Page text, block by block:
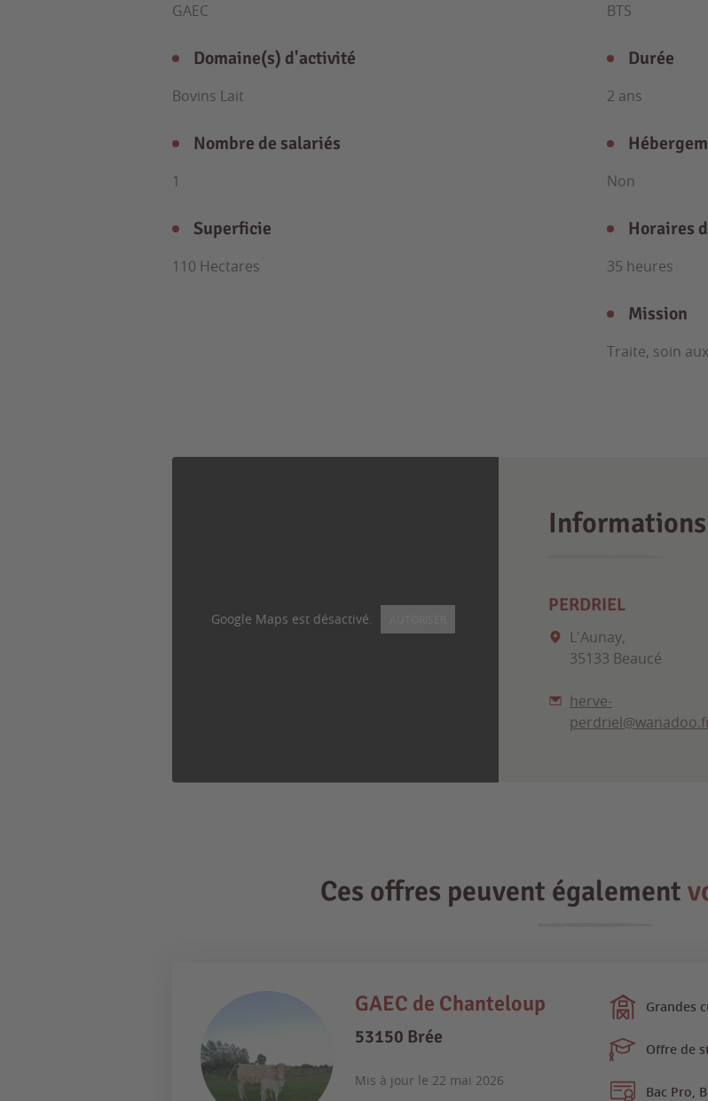
GAEC
Domaine(s) d'activité
Bovins Lait
Nombre de salariés
1
Superficie
110 Hectares
BTS
Durée
2 ans
Non
Horaires
35 heures
Mission
Traite, soin
PERDRIEL
L'Aunay,
35133 Beaucé
herve-
Google Maps est désactivé.
Ces offres peuvent également
GAEC de Chanteloup
53150 Brée
Mis à jour le 22 mai 2026
Grandes
Offre de
Bac Pro,